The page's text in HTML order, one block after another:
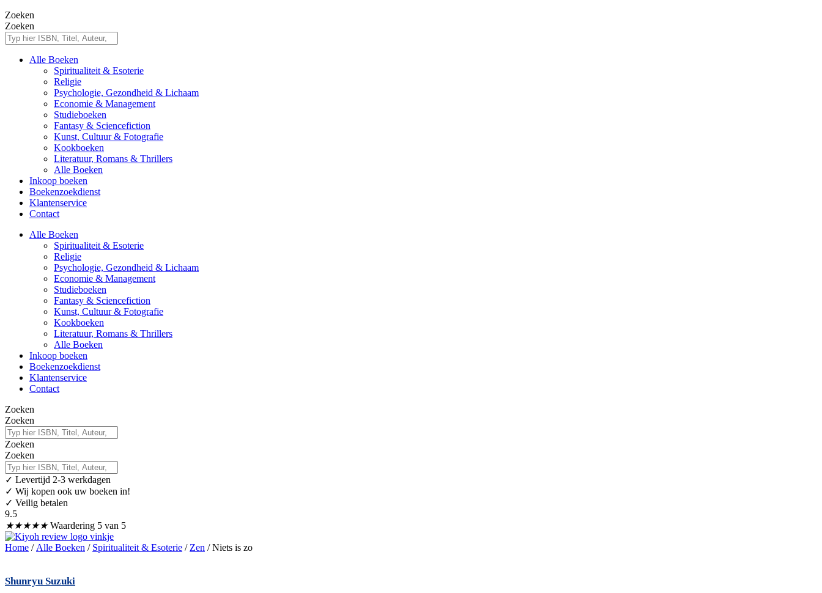
Zoeken
Zoeken
Alle Boeken
Spiritualiteit & Esoterie
Religie
Psychologie, Gezondheid & Lichaam
Economie & Management
Studieboeken
Fantasy & Sciencefiction
Kunst, Cultuur & Fotografie
Kookboeken
Literatuur, Romans & Thrillers
Alle Boeken
Inkoop boeken
Boekenzoekdienst
Klantenservice
Contact
Alle Boeken
Spiritualiteit & Esoterie
Religie
Psychologie, Gezondheid & Lichaam
Economie & Management
Studieboeken
Fantasy & Sciencefiction
Kunst, Cultuur & Fotografie
Kookboeken
Literatuur, Romans & Thrillers
Alle Boeken
Inkoop boeken
Boekenzoekdienst
Klantenservice
Contact
Zoeken
Zoeken
Zoeken
Zoeken
✓ Levertijd 2-3 werkdagen
✓ Wij kopen ook uw boeken in!
✓ Veilig betalen
9.5
★★★★★ Waardering 5 van 5
Home / Alle Boeken / Spiritualiteit & Esoterie / Zen / Niets is zo
Shunryu Suzuki